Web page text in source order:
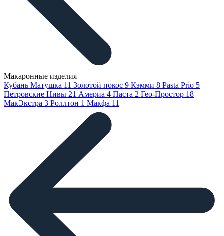
Макаронные изделия
Кубань Матушка 11 Золотой покос 9 Кэмми 8 Pasta Prio 5
Петровские Нивы 21 Америа 4 Паста 2 Гео-Простор 18
МакЭкстра 3 Роллтон 1 Макфа 11